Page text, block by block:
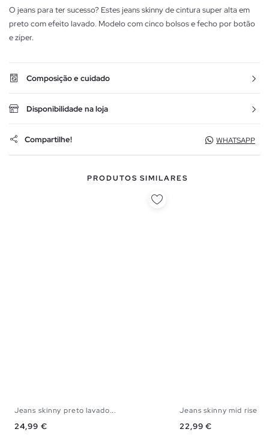
O jeans para ter sucesso? Estes jeans skinny de cintura super alta em
preto com efeito lavado. Modelo com cinco bolsos e fecho por botão
e zíper.
Composição e cuidado
Disponibilidade na loja
Compartilhe! WHATSAPP
PRODUTOS SIMILARES
36
Jeans skinny preto lavado...
Preço
24,99 €
36
Jeans skinny mid rise
Preço
22,99 €